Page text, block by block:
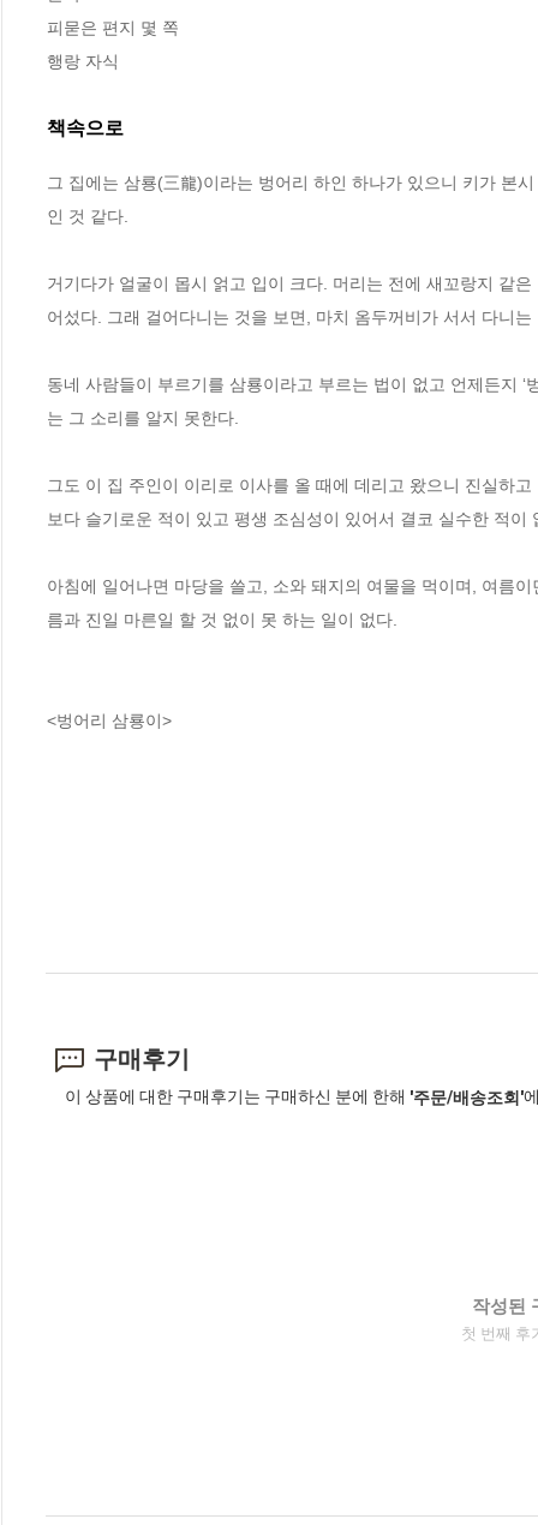
피묻은 편지 몇 쪽
행랑 자식
책속으로
그 집에는 삼룡(三龍)이라는 벙어리 하인 하나가 있으니 키가 본
인 것 같다.
거기다가 얼굴이 몹시 얽고 입이 크다. 머리는 전에 새꼬랑지 같
어섰다. 그래 걸어다니는 것을 보면, 마치 옴두꺼비가 서서 다니
동네 사람들이 부르기를 삼룡이라고 부르는 법이 없고 언제든지 ‘
는 그 소리를 알지 못한다.
그도 이 집 주인이 이리로 이사를 올 때에 데리고 왔으니 진실하
보다 슬기로운 적이 있고 평생 조심성이 있어서 결코 실수한 적이
아침에 일어나면 마당을 쓸고, 소와 돼지의 여물을 먹이며, 여름
름과 진일 마른일 할 것 없이 못 하는 일이 없다.
<벙어리 삼룡이>
구매후기
이 상품에 대한 구매후기는 구매하신 분에 한해 '주문/배송조회'
작성된
첫 번째 후